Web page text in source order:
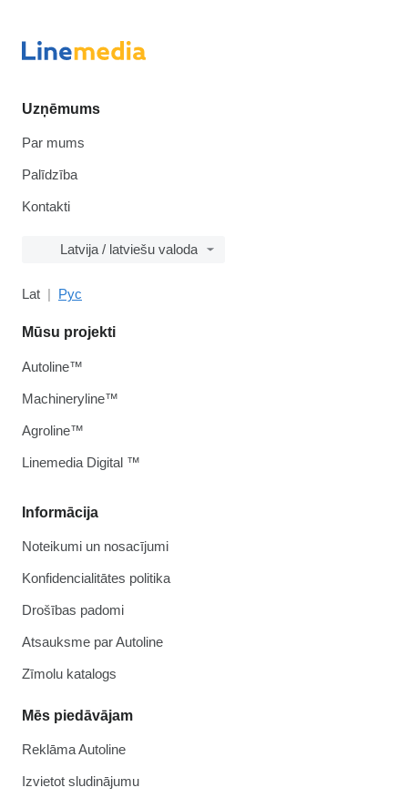
Uzņēmums
Par mums
Palīdzība
Kontakti
Latvija / latviešu valoda
Lat Рус
Informācija
Noteikumi un nosacījumi
Konfidencialitātes politika
Drošības padomi
Atsauksme par Autoline
Zīmolu katalogs
Mēs piedāvājam
Reklāma Autoline
Izvietot sludinājumu
Mūsu projekti
Autoline™
Machineryline™
Agroline™
Linemedia Digital ™